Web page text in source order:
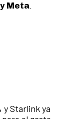
Meta.
y Starlink ya